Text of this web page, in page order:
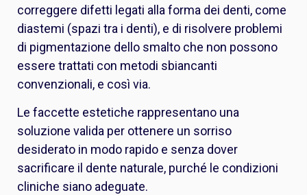
correggere difetti legati alla forma dei denti, come
diastemi (spazi tra i denti), e di risolvere problemi
di pigmentazione dello smalto che non possono
essere trattati con metodi sbiancanti
convenzionali, e così via.
Le faccette estetiche rappresentano una
soluzione valida per ottenere un sorriso
desiderato in modo rapido e senza dover
sacrificare il dente naturale, purché le condizioni
cliniche siano adeguate.